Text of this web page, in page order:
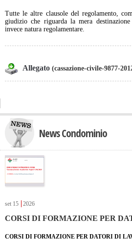
Tutte le altre clausole del regolamento,
giudizio che riguarda la mera
invece natura regolamentare.
Allegato (cassazione-civile-9877-
News Condominio
set 15 2026
CORSI DI FORMAZIONE PER
CORSI DI FORMAZIONE PER DATORI DI